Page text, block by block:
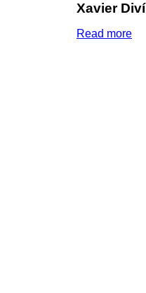
Xavier Diví
Read more